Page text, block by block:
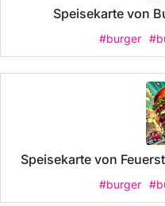
Speisekarte von
#burger
Speisekarte von
#burger